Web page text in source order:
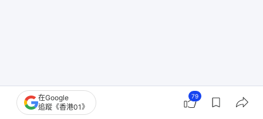
在Google
追蹤《香港01》
79